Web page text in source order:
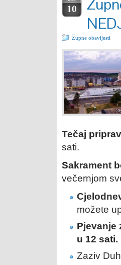
10
Župne obavijesti
Tečaj
sati.
Sakrament
večernjom
možete
Pjevanje
u 12 sati.
Zaziv